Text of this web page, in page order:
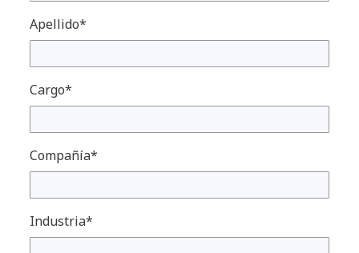
Apellido*
Cargo*
Compañía*
Industria*